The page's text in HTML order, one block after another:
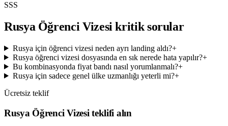
SSS
Rusya Öğrenci Vizesi kritik sorular
Rusya için öğrenci vizesi neden ayrı landing aldı?+
Rusya öğrenci vizesi dosyasında en sık nerede hata yapılır?+
Bu kombinasyonda fiyat bandı nasıl yorumlanmalı?+
Rusya için sadece genel ülke uzmanlığı yeterli mi?+
Ücretsiz teklif
Rusya Öğrenci Vizesi teklifi alın